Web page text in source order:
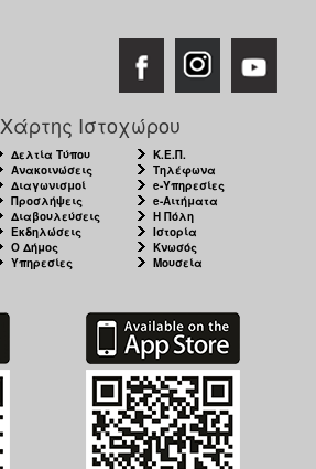
Χάρτης Ιστοχώρου
Δελτία Τύπου
Ανακοινώσεις
Διαγωνισμοί
Προσλήψεις
Διαβουλεύσεις
Εκδηλώσεις
Ο Δήμος
Υπηρεσίες
Κ.Ε.Π.
Τηλέφωνα
e-Υπηρεσίες
e-Αιτήματα
Η Πόλη
Ιστορία
Κνωσός
Μουσεία